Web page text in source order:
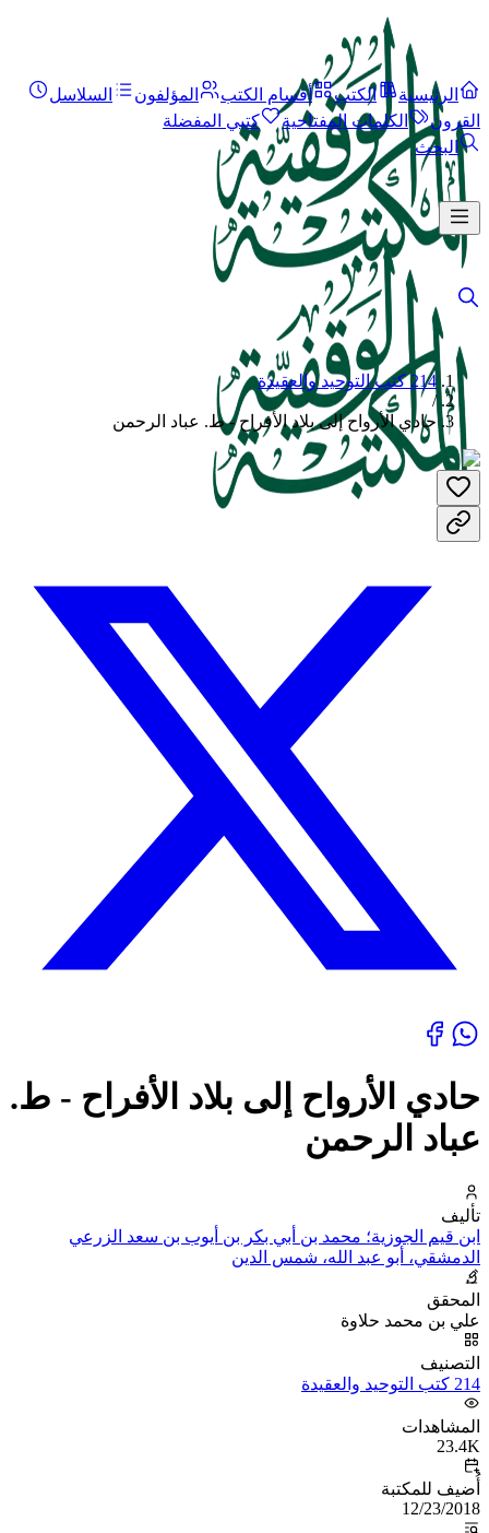
الرئيسية الكتب أقسام الكتب المؤلفون
السلاسل
القرون
الكلمات المفتاحية
كتبي المفضلة
البحث
214 كتب التوحيد والعقيدة
/
حادي الأرواح إلى بلاد الأفراح - ط. عباد الرحمن
حادي الأرواح إلى بلاد الأفراح - ط.
عباد الرحمن
تأليف
ابن قيم الجوزية؛ محمد بن أبي بكر بن أيوب بن سعد الزرعي
الدمشقي، أبو عبد الله، شمس الدين
المحقق
علي بن محمد حلاوة
التصنيف
214 كتب التوحيد والعقيدة
المشاهدات
23.4K
أُضيف للمكتبة
12/23/2018